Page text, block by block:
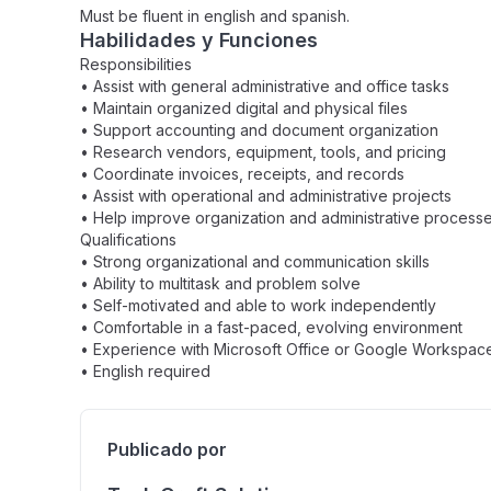
Must be fluent in english and spanish.
Habilidades y Funciones
Responsibilities
• Assist with general administrative and office tasks
• Maintain organized digital and physical files
• Support accounting and document organization
• Research vendors, equipment, tools, and pricing
• Coordinate invoices, receipts, and records
• Assist with operational and administrative projects
• Help improve organization and administrative
Qualifications
• Strong organizational and communication skills
• Ability to multitask and problem solve
• Self-motivated and able to work independently
• Comfortable in a fast-paced, evolving environment
• Experience with Microsoft Office or Google
• English required
Publicado por